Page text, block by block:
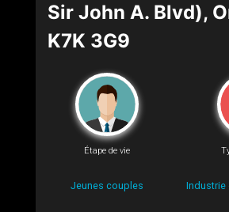
Sir John A. Blvd),
K7K 3G9
Étape de vie
Jeunes couples
Industrie